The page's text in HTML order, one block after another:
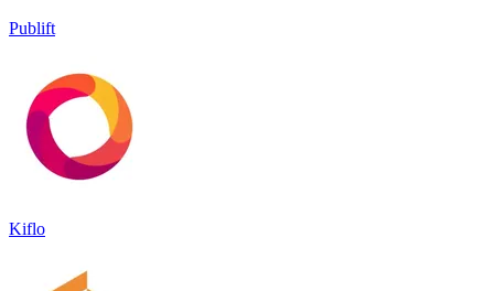
Publift
Kiflo